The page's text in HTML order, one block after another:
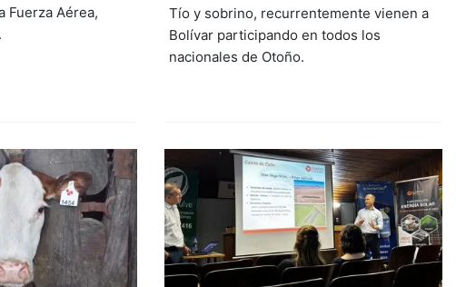
Fuerza Aérea,
Tío y sobrino, recurrentemente vienen a
Bolívar participando en todos los
nacionales de Otoño.